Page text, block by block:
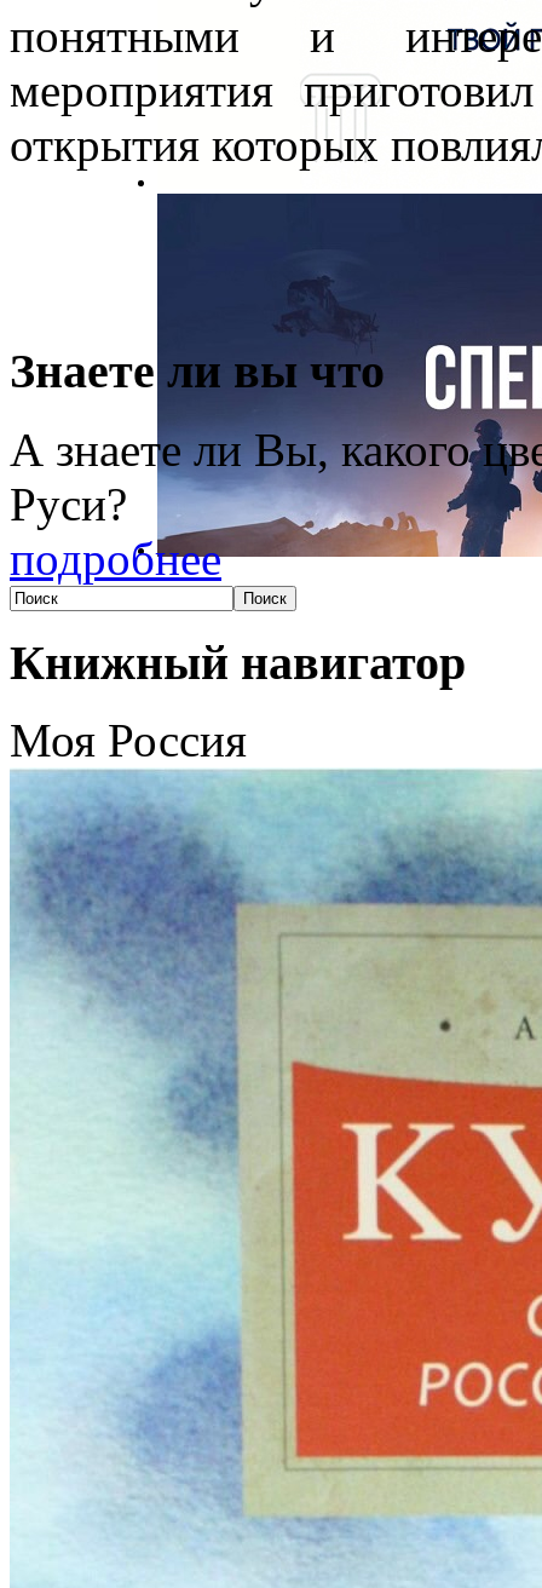
понятными и
мероприятия
открытия которых
Знаете ли вы что
А знаете ли Вы, какого
Руси?
подробнее
Книжный навигатор
Моя Россия